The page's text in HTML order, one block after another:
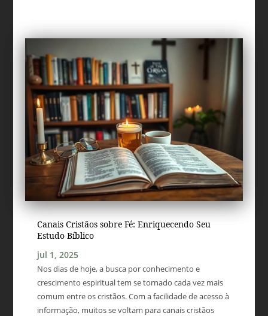
Canais Cristãos sobre Fé: Enriquecendo Seu
Estudo Bíblico
jul 1, 2025
Nos dias de hoje, a busca por conhecimento e
crescimento espiritual tem se tornado cada vez mais
comum entre os cristãos. Com a facilidade de acesso à
informação, muitos se voltam para canais cristãos